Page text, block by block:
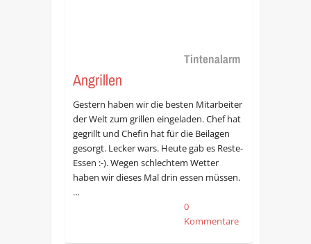
Tintenalarm
Angrillen
Gestern haben wir die besten Mitarbeiter
der Welt zum grillen eingeladen. Chef hat
gegrillt und Chefin hat für die Beilagen
gesorgt. Lecker wars. Heute gab es Reste-
Essen :-). Wegen schlechtem Wetter
haben wir dieses Mal drin essen müssen.
…
0
Kommentare